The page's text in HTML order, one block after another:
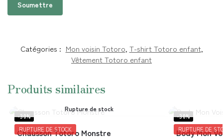
Catégories : Mon voisin Totoro, T-shirt Totoro enfant,
Vêtement Totoro enfant
Produits similaires
-30%
RUPTURE DE STOCK
Rupture de stock
Chausson Totoro Monstre
-30%
RUPTURE DE
Body Mon